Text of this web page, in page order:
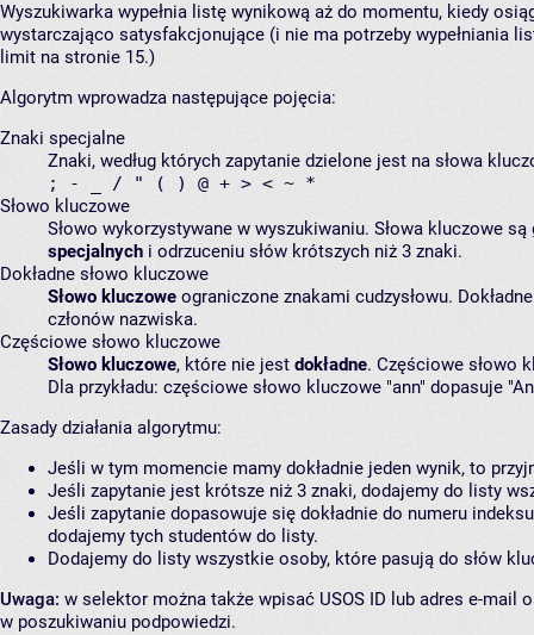
Wyszukiwarka wypełnia listę wynikową aż do momentu, kiedy
wystarczająco satysfakcjonujące (i nie ma potrzeby wypełniania
limit na stronie 15.)
Algorytm wprowadza następujące pojęcia:
Znaki specjalne
Znaki, według których zapytanie dzielone jest na słowa
; - _ / " ( ) @ + > < ~ *
Słowo kluczowe
Słowo wykorzystywane w wyszukiwaniu. Słowa kluczowe
specjalnych i odrzuceniu słów krótszych niż 3 znaki.
Dokładne słowo kluczowe
Słowo kluczowe ograniczone znakami cudzysłowu.
członów nazwiska.
Częściowe słowo kluczowe
Słowo kluczowe, które nie jest dokładne. Częściowe słowo
Dla przykładu: częściowe słowo kluczowe "ann" dopasuje
Zasady działania algorytmu:
Jeśli w tym momencie mamy dokładnie jeden wynik, to
Jeśli zapytanie jest krótsze niż 3 znaki, dodajemy do listy
Jeśli zapytanie dopasowuje się dokładnie do numeru
dodajemy tych studentów do listy.
Dodajemy do listy wszystkie osoby, które pasują do słów
Uwaga: w selektor można także wpisać USOS ID lub adres e-mail
w poszukiwaniu podpowiedzi.